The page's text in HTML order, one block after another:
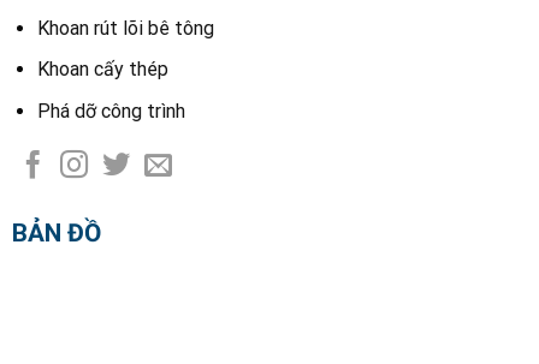
Khoan rút lõi bê tông
Khoan cấy thép
Phá dỡ công trình
BẢN ĐỒ